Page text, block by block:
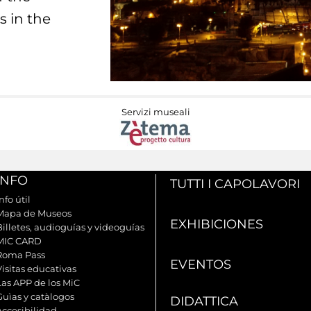
in the
Servizi museali
útil
de Museos
audioguías y videoguías
CARD
Pass
educativas
APP de los MiC
y catàlogos
TUTTI I CAPOLAVORI
EXHIBICIONES
EVENTOS
DIDATTICA